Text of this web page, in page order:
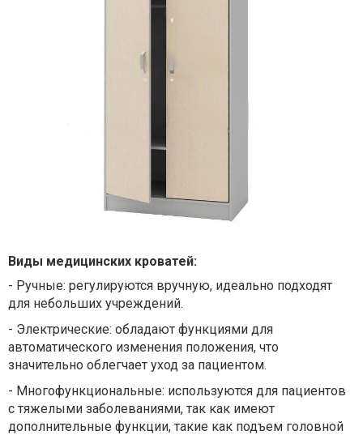
Виды медицинских кроватей:
- Ручные: регулируются вручную, идеально подходят
для небольших учреждений.
- Электрические: обладают функциями для
автоматического изменения положения, что
значительно облегчает уход за пациентом.
- Многофункциональные: используются для пациентов
с тяжелыми заболеваниями, так как имеют
дополнительные функции, такие как подъем головной